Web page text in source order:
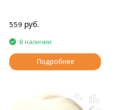
559 руб.
В наличии
Подробнее